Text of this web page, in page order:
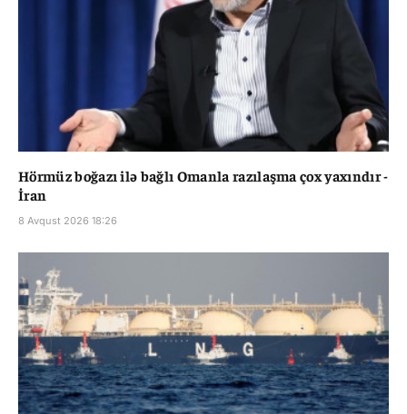
Hörmüz boğazı ilə bağlı Omanla razılaşma çox yaxındır -
İran
8 Avqust 2026 18:26